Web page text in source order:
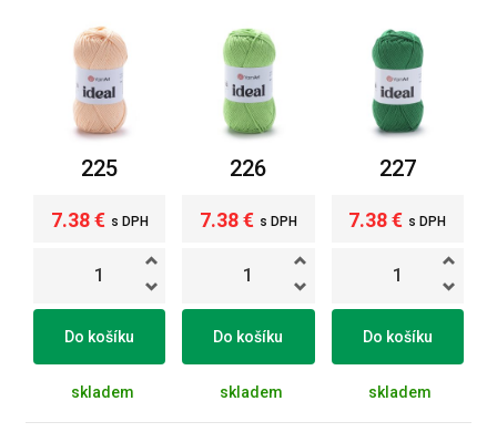
225
7.38 € s DPH
Do košíku
skladem
226
7.38 € s DPH
Do košíku
skladem
227
7.38 € s DPH
Do košíku
skladem